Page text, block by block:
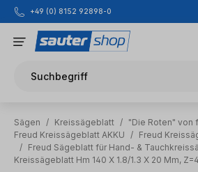
Zum Hauptinhalt springen
+49 (0) 8152 92898-0
Suchbegriff
Sägen / Kreissägeblatt / "Die Roten" von
Freud Kreissägeblatt AKKU
/ Freud
/ Freud Sägeblatt für Hand- &
Kreissägeblatt Hm 140 X 1.8/1.3 X 20 Mm,